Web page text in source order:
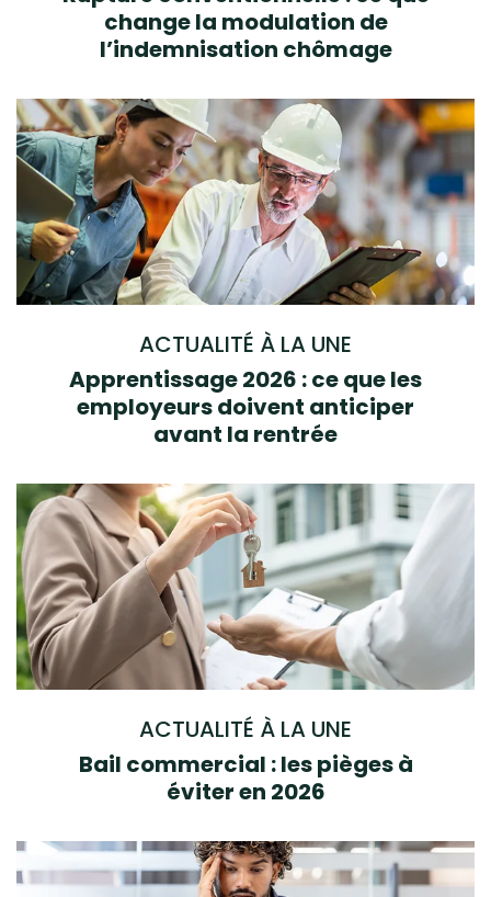
change la modulation de
l’indemnisation chômage
ACTUALITÉ À LA UNE
Apprentissage 2026 : ce que les
employeurs doivent anticiper
avant la rentrée
ACTUALITÉ À LA UNE
Bail commercial : les pièges à
éviter en 2026